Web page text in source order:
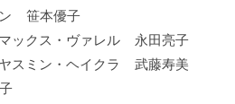
笹本優子
ックス・ヴァレル 永田亮子
スミン・ヘイクラ 武藤寿美